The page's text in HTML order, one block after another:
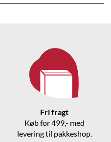
Fri fragt
Køb for 499,- med
levering til pakkeshop.